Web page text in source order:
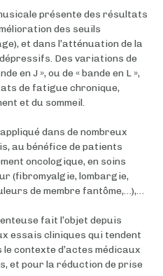
présente des résultats
des seuils
et dans l’atténuation de la
Des variations de
en J », ou de « bande en L »,
de fatigue chronique,
et du sommeil.
dans de nombreux
au bénéfice de patients
oncologique, en soins
(fibromyalgie, lombargie,
de membre fantôme,…),…
fait l’objet depuis
essais cliniques qui tendent
contexte d’actes médicaux
et pour la réduction de prise